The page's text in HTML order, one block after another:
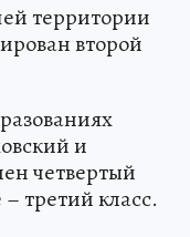
территории
второй
и
четвертый
третий класс.